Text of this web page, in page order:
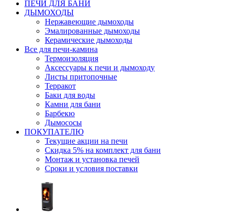
ПЕЧИ ДЛЯ БАНИ
ДЫМОХОДЫ
Нержавеющие дымоходы
Эмалированные дымоходы
Керамические дымоходы
Все для печи-камина
Термоизоляция
Аксессуары к печи и дымоходу
Листы притопочные
Терракот
Баки для воды
Камни для бани
Барбекю
Дымососы
ПОКУПАТЕЛЮ
Текущие акции на печи
Скидка 5% на комплект для бани
Монтаж и установка печей
Сроки и условия поставки